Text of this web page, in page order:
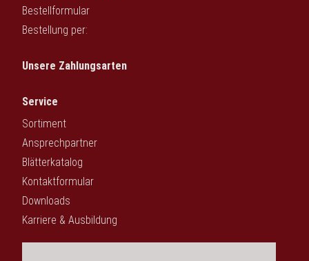
Bestellformular
Bestellung per:
Unsere Zahlungsarten
Service
Sortiment
Ansprechpartner
Blätterkatalog
Kontaktformular
Downloads
Karriere & Ausbildung